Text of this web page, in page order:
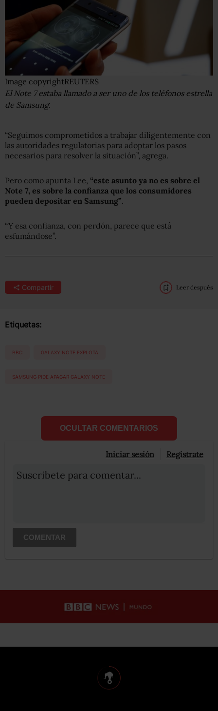
Image copyrightREUTERS
El Note 7 estaba llamado a ser uno de los teléfonos estrella
de Samsung.
“Seguimos comprometidos a trabajar diligentemente con
las autoridades regulatorias para adoptar los pasos
necesarios para resolver la situación”, agrega.
Pero como apunta Lee, “este asunto ya no es sobre el
Note 7, es sobre la confianza que los consumidores
pueden depositar en Samsung”.
“Y esa confianza, con perdón, parece que está
esfumándose”.
Compartir Leer después
Etiquetas:
BBC GALAXY NOTE EXPLOTA
SAMSUNG PIDE APAGAR GALAXY NOTE
OCULTAR COMENTARIOS
Iniciar sesión Registrate
Suscribete para comentar...
COMENTAR